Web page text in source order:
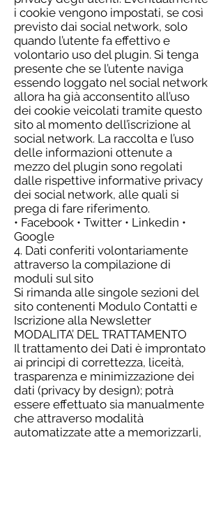
i cookie vengono impostati, se così
previsto dai social network, solo
quando l’utente fa effettivo e
volontario uso del plugin. Si tenga
presente che se l’utente naviga
essendo loggato nel social network
allora ha già acconsentito all’uso
dei cookie veicolati tramite questo
sito al momento dell’iscrizione al
social network. La raccolta e l’uso
delle informazioni ottenute a
mezzo del plugin sono regolati
dalle rispettive informative privacy
dei social network, alle quali si
prega di fare riferimento.
• Facebook • Twitter • Linkedin •
Google
4. Dati conferiti volontariamente
attraverso la compilazione di
moduli sul sito
Si rimanda alle singole sezioni del
sito contenenti Modulo Contatti e
Iscrizione alla Newsletter
MODALITA’ DEL TRATTAMENTO
Il trattamento dei Dati è improntato
ai principi di correttezza, liceità,
trasparenza e minimizzazione dei
dati (privacy by design); potrà
essere effettuato sia manualmente
che attraverso modalità
automatizzate atte a memorizzarli,